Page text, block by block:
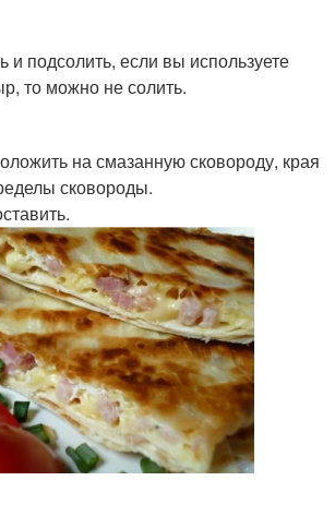
и подсолить, если вы используете
то можно не солить.
на смазанную сковороду, края
сковороды.